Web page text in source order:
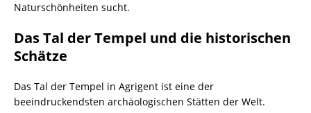
Naturschönheiten sucht.
Das Tal der Tempel und die historischen
Schätze
Das Tal der Tempel in Agrigent ist eine der
beeindruckendsten archäologischen Stätten der Welt.